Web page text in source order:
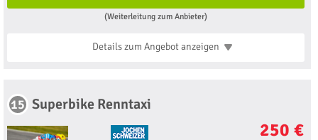
(Weiterleitung zum Anbieter)
Details zum Angebotanzeigen
15 Superbike Renntaxi
250 €